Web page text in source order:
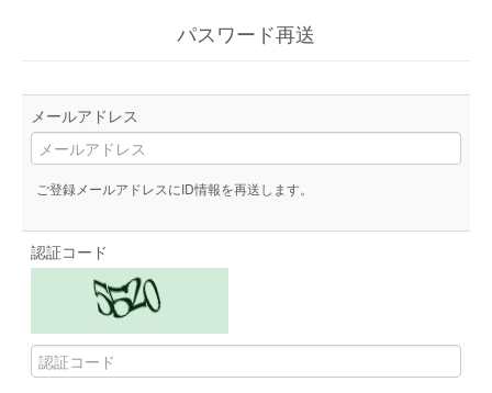
パスワード再送
メールアドレス
ご登録メールアドレスにID情報を再送します。
認証コード